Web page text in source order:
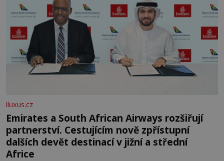
iluxus.cz
Emirates a South African Airways rozšiřují
partnerství. Cestujícím nově zpřístupní
dalších devět destinací v jižní a střední
Africe